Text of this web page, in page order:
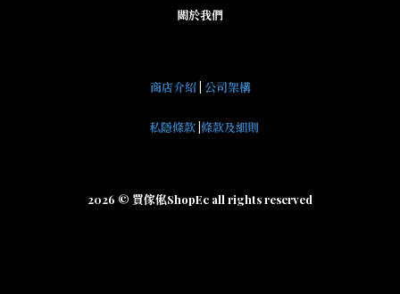
關於我們
商店介紹| 公司架構
私隱條款 條款及細則
2026 © 買傢俬ShopEc all rights reserved